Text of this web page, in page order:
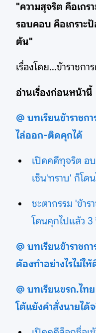
"ความสุจริต คือเก
รอบคอบ คือเกราะ
ต้น"
เรื่องโดย...ข้าราชก
อ่านเรื่องก่อนหน้านี้
@ บทเรียนข้าราชก
ไล่ออก-ติดคุกได้
เปิดคดีทุจริต อ
เซ็น'ทราบ' ก็โด
ชะตากรรม 'ข้าร
โดนคุกไปแล้ว
@ บทเรียนข้าราชก
ต้องทำอย่างไรไม่ใ
@ บทเรียนขรก.ไ
โต้แย้งคำสั่งนายได้